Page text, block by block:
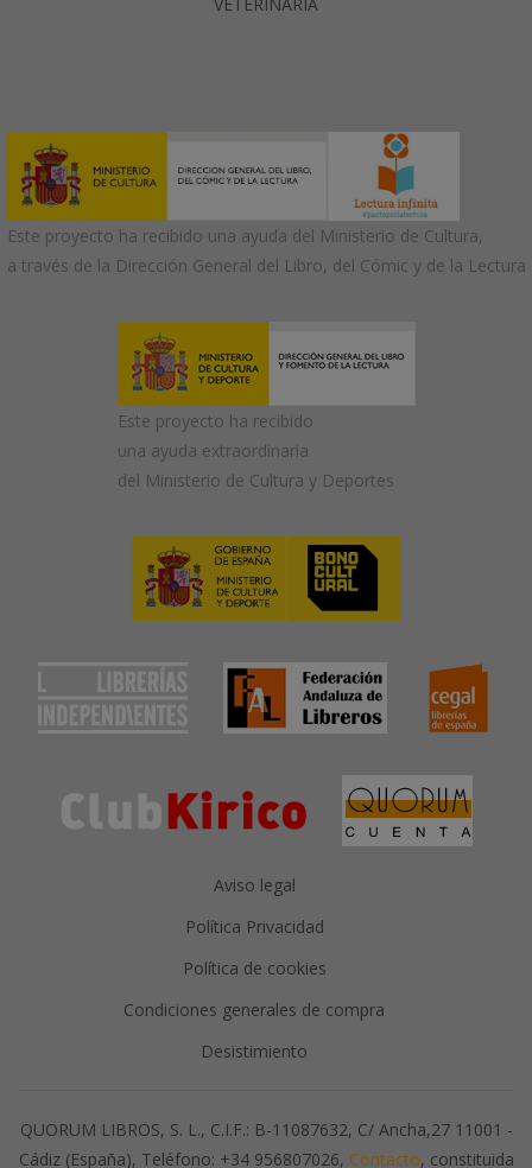
Este proyecto ha recibido una ayuda del Ministerio de Cultura,
a través de la Dirección General del Libro, del Cómic y de la Lectura
Este proyecto ha recibido
una ayuda extraordinaria
del Ministerio de Cultura y Deportes
Aviso legal
Política Privacidad
Política de cookies
Condiciones generales de compra
Desistimiento
QUORUM LIBROS, S. L., C.I.F.: B-11087632, C/ Ancha,27 11001 -
Cádiz (España), Teléfono: +34 956807026, Contacto, constituida